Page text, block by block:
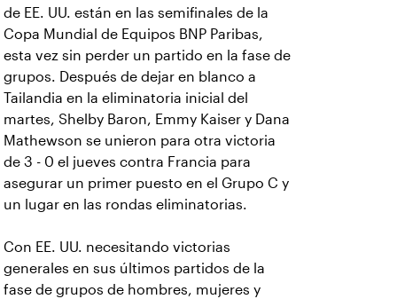
de EE. UU. están en las semifinales de la
Copa Mundial de Equipos BNP Paribas,
esta vez sin perder un partido en la fase de
grupos. Después de dejar en blanco a
Tailandia en la eliminatoria inicial del
martes, Shelby Baron, Emmy Kaiser y Dana
Mathewson se unieron para otra victoria
de 3 - 0 el jueves contra Francia para
asegurar un primer puesto en el Grupo C y
un lugar en las rondas eliminatorias.
Con EE. UU. necesitando victorias
generales en sus últimos partidos de la
fase de grupos de hombres, mujeres y